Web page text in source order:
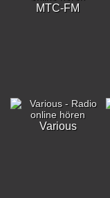
MTC-FM
Various